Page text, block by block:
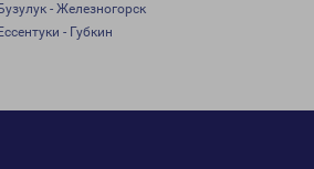
- Железногорск
- Губкин